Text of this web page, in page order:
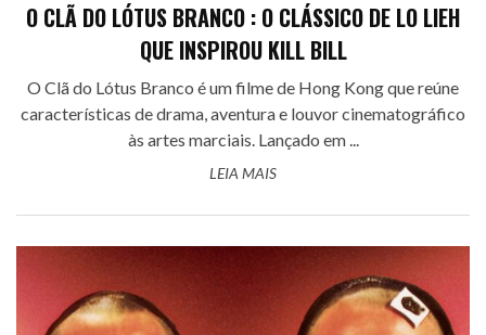
O CLÃ DO LÓTUS BRANCO : O CLÁSSICO DE LO LIEH
QUE INSPIROU KILL BILL
O Clã do Lótus Branco é um filme de Hong Kong que reúne
características de drama, aventura e louvor cinematográfico
às artes marciais. Lançado em ...
LEIA MAIS